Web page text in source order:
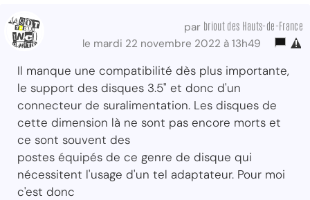
par briout des Hauts-de-France
le mardi 22 novembre 2022 à 13h49
Il manque une compatibilité dès plus importante,
le support des disques 3.5" et donc d'un
connecteur de suralimentation. Les disques de
cette dimension là ne sont pas encore morts et
ce sont souvent des
postes équipés de ce genre de disque qui
nécessitent l'usage d'un tel adaptateur. Pour moi
c'est donc